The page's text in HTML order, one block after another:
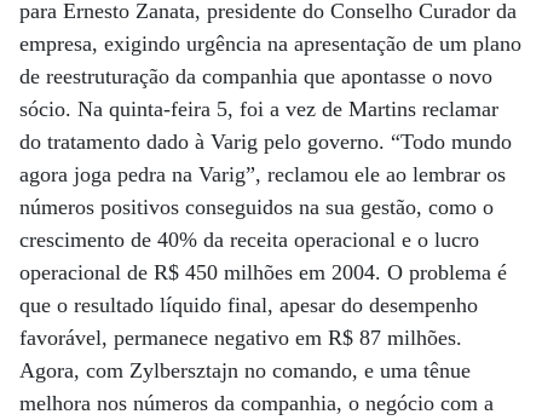
para Ernesto Zanata, presidente do Conselho Curador da
empresa, exigindo urgência na apresentação de um plano
de reestruturação da companhia que apontasse o novo
sócio. Na quinta-feira 5, foi a vez de Martins reclamar
do tratamento dado à Varig pelo governo. “Todo mundo
agora joga pedra na Varig”, reclamou ele ao lembrar os
números positivos conseguidos na sua gestão, como o
crescimento de 40% da receita operacional e o lucro
operacional de R$ 450 milhões em 2004. O problema é
que o resultado líquido final, apesar do desempenho
favorável, permanece negativo em R$ 87 milhões.
Agora, com Zylbersztajn no comando, e uma tênue
melhora nos números da companhia, o negócio com a